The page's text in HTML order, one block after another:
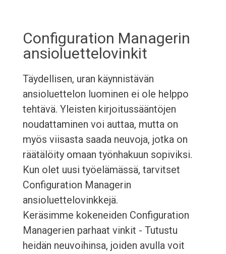
Configuration Managerin
ansioluettelovinkit
Täydellisen, uran käynnistävän
ansioluettelon luominen ei ole helppo
tehtävä. Yleisten kirjoitussääntöjen
noudattaminen voi auttaa, mutta on
myös viisasta saada neuvoja, jotka on
räätälöity omaan työnhakuun sopiviksi.
Kun olet uusi työelämässä, tarvitset
Configuration Managerin
ansioluettelovinkkejä.
Keräsimme kokeneiden Configuration
Managerien parhaat vinkit - Tutustu
heidän neuvoihinsa, joiden avulla voit